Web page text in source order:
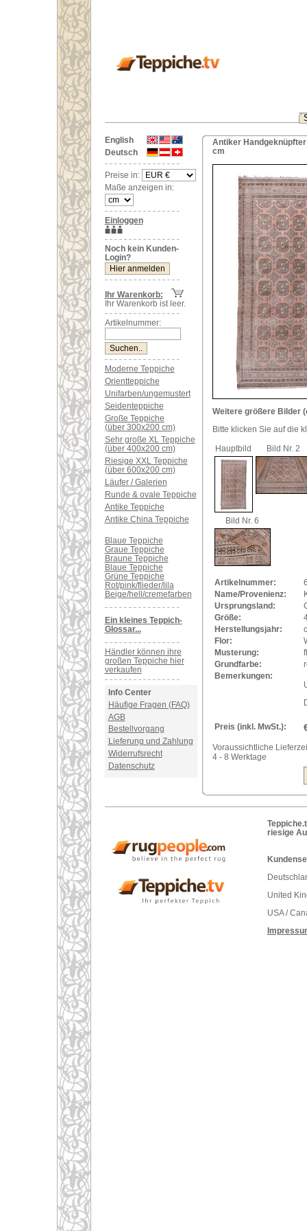
English
Deutsch
Preise in:
Maße anzeigen in:
Einloggen
Noch kein Kunden-
Login?
Ihr Warenkorb:
Ihr Warenkorb ist leer.
Artikelnummer:
Moderne Teppiche
Orientteppiche
Unifarben/ungemustert
Seidenteppiche
Große Teppiche
(über 300x200 cm)
Sehr große XL Teppiche
(über 400x200 cm)
Riesige XXL Teppiche
(über 600x200 cm)
Läufer / Galerien
Runde & ovale Teppiche
Antike Teppiche
Antike China Teppiche
Blaue Teppiche
Graue Teppiche
Braune Teppiche
Blaue Teppiche
Grüne Teppiche
Rot/pink/flieder/lila
Beige/hell/cremefarben
Ein kleines Teppich-
Glossar...
Händler können ihre
großen Teppiche hier
verkaufen
Info Center
Häufige Fragen (FAQ)
AGB
Bestellvorgang
Lieferung und Zahlung
Widerrufsrecht
Datenschutz
Antiker Handgeknüpfter
cm
Weitere größere Bilder
Bitte klicken Sie auf die
Hauptbild
Bild Nr. 2
Bild Nr. 6
Artikelnummer:
Name/Provenienz:
Ursprungsland:
Größe:
Herstellungsjahr:
Flor:
Musterung:
Grundfarbe:
Bemerkungen:
Preis (inkl. MwSt.):
Voraussichtliche
4 - 8 Werktage
riesige
United
USA /